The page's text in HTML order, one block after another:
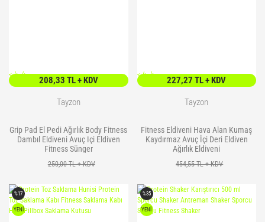
</> />
208,33 TL + KDV
Tayzon
Grip Pad El Pedi Ağırlık Body Fitness
Dambıl Eldiveni Avuç Içi Eldiven
Fitness Sünger
250,00 TL + KDV
</> />
227,27 TL + KDV
Tayzon
Fitness Eldiveni Hava Alan Kumaş
Kaydırmaz Avuç İçi Deri Eldiven
Ağırlık Eldiveni
454,55 TL + KDV
%17
YENİ
%35
YENİ